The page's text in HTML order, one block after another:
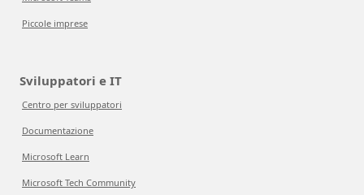
Piccole imprese
Sviluppatori e IT
Centro per sviluppatori
Documentazione
Microsoft Learn
Microsoft Tech Community